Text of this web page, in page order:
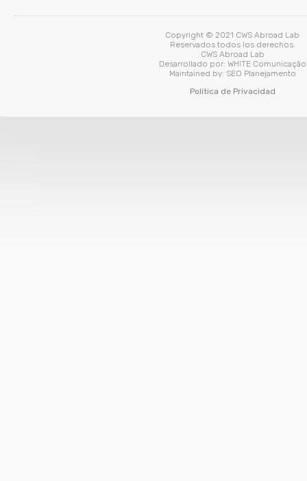
Copyright © 2021 CWS Abroad Lab
Reservados todos los derechos.
CWS Abroad Lab
Desarrollado por: WHITE Comunicação
Maintained by: SEO Planejamento
Política de Privacidad